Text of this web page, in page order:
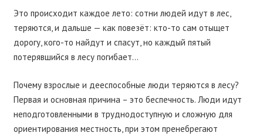
Это происходит каждое лето: сотни людей идут в лес,
теряются, и дальше — как повезёт: кто-то сам отыщет
дорогу, кого-то найдут и спасут, но каждый пятый
потерявшийся в лесу погибает…
Почему взрослые и дееспособные люди теряются в лесу?
Первая и основная причина – это беспечность. Люди идут
неподготовленными в труднодоступную и сложную для
ориентирования местность, при этом пренебрегают